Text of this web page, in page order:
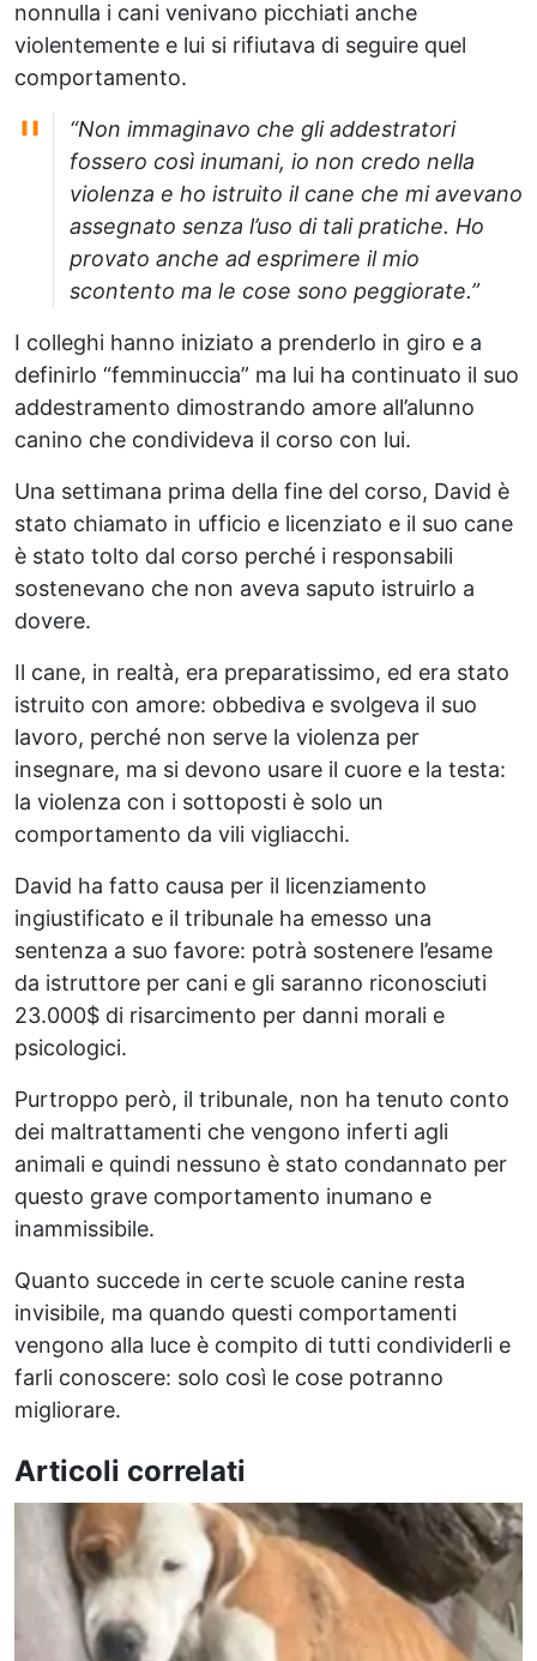
nonnulla i cani venivano picchiati anche
violentemente e lui si rifiutava di seguire quel
comportamento.
“Non immaginavo che gli addestratori
fossero così inumani, io non credo nella
violenza e ho istruito il cane che mi avevano
assegnato senza l’uso di tali pratiche. Ho
provato anche ad esprimere il mio
scontento ma le cose sono peggiorate.”
I colleghi hanno iniziato a prenderlo in giro e a
definirlo “femminuccia” ma lui ha continuato il suo
addestramento dimostrando amore all’alunno
canino che condivideva il corso con lui.
Una settimana prima della fine del corso, David è
stato chiamato in ufficio e licenziato e il suo cane
è stato tolto dal corso perché i responsabili
sostenevano che non aveva saputo istruirlo a
dovere.
Il cane, in realtà, era preparatissimo, ed era stato
istruito con amore: obbediva e svolgeva il suo
lavoro, perché non serve la violenza per
insegnare, ma si devono usare il cuore e la testa:
la violenza con i sottoposti è solo un
comportamento da vili vigliacchi.
David ha fatto causa per il licenziamento
ingiustificato e il tribunale ha emesso una
sentenza a suo favore: potrà sostenere l’esame
da istruttore per cani e gli saranno riconosciuti
23.000$ di risarcimento per danni morali e
psicologici.
Purtroppo però, il tribunale, non ha tenuto conto
dei maltrattamenti che vengono inferti agli
animali e quindi nessuno è stato condannato per
questo grave comportamento inumano e
inammissibile.
Quanto succede in certe scuole canine resta
invisibile, ma quando questi comportamenti
vengono alla luce è compito di tutti condividerli e
farli conoscere: solo così le cose potranno
migliorare.
Articoli correlati